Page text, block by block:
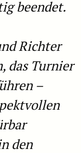
beendet.
Richter
das Turnier
–
den